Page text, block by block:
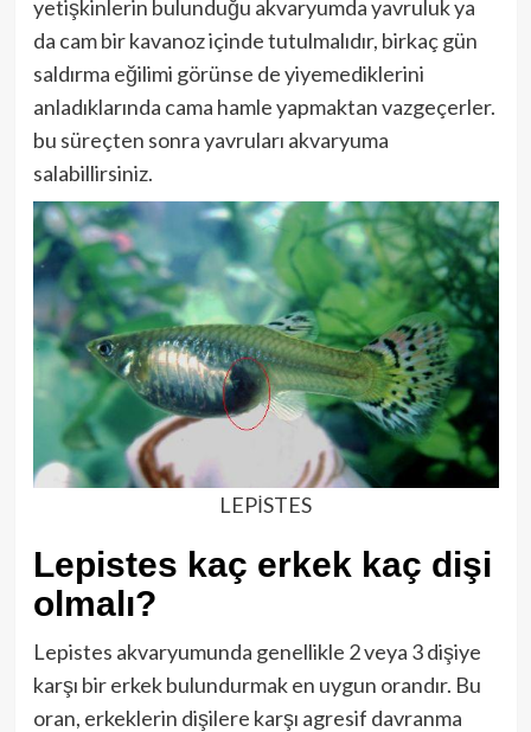
yetişkinlerin bulunduğu akvaryumda yavruluk ya
da cam bir kavanoz içinde tutulmalıdır, birkaç gün
saldırma eğilimi görünse de yiyemediklerini
anladıklarında cama hamle yapmaktan vazgeçerler.
bu süreçten sonra yavruları akvaryuma
salabillirsiniz.
LEPİSTES
Lepistes kaç erkek kaç dişi
olmalı?
Lepistes akvaryumunda genellikle 2 veya 3 dişiye
karşı bir erkek bulundurmak en uygun orandır. Bu
oran, erkeklerin dişilere karşı agresif davranma